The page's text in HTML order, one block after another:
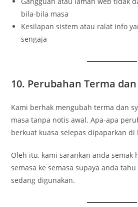
bila-bila masa
Kesilapan sistem atau ralat info
sengaja
10. Perubahan Terma
Kami berhak mengubah terma dan
masa tanpa notis awal. Apa-apa
berkuat kuasa selepas dipaparkan di
Oleh itu, kami sarankan anda semak
semasa ke semasa supaya anda
sedang digunakan.